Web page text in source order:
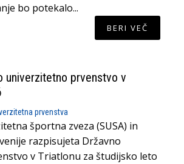
bo potekalo...
BERI VEČ
univerzitetno prvenstvo v
prvenstva
športna zveza (SUSA) in
razpisujeta Državno
v Triatlonu za študijsko leto